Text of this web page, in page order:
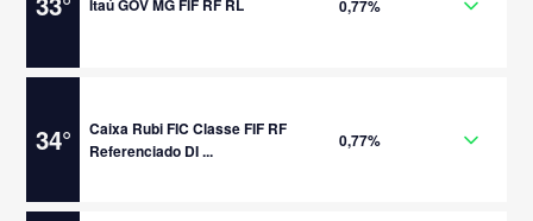
Itaú GOV MG FIF RF RL 0,77%
34°
Caixa Rubi FIC Classe FIF RF
Referenciado DI ...
0,77%